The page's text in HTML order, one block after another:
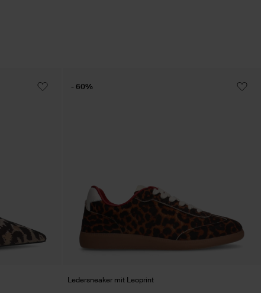
Ledersneaker mit Leoprint
- 60%